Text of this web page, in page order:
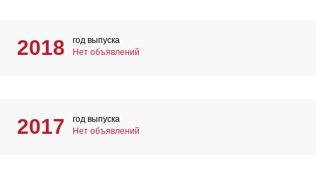
2018
год выпуска
Нет объявлений
2017
год выпуска
Нет объявлений